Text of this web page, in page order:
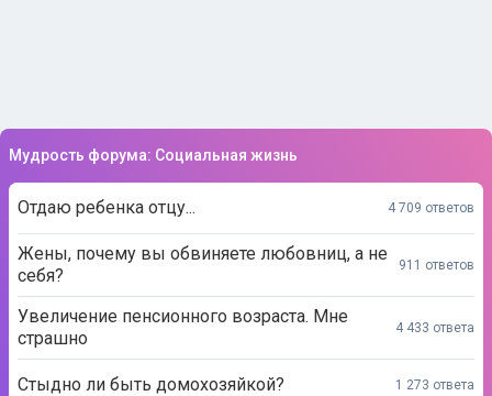
Мудрость форума: Социальная жизнь
Отдаю ребенка отцу... 4 709 ответов
Жены, почему вы обвиняете любовниц, а не
себя?
911 ответов
Увеличение пенсионного возраста. Мне
страшно
4 433 ответа
Стыдно ли быть домохозяйкой? 1 273 ответа